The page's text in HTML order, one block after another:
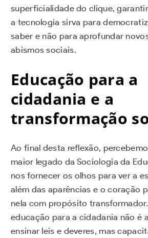
superficialidade do clique,
a tecnologia sirva para
saber e não para aprofundar
abismos sociais.
Educação para a
cidadania e a
transformação
Ao final desta reflexão,
maior legado da Sociologia da
nos fornecer os olhos para ver a
além das aparências e o coração
nela com propósito
educação para a cidadania não é
ensinar leis e deveres, mas